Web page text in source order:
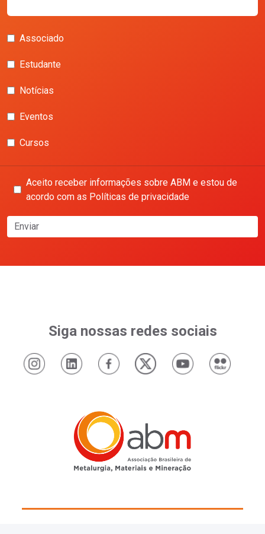
Associado
Estudante
Notícias
Eventos
Cursos
Aceito receber informações sobre ABM e estou de
acordo com as Políticas de privacidade
Enviar
Siga nossas redes sociais